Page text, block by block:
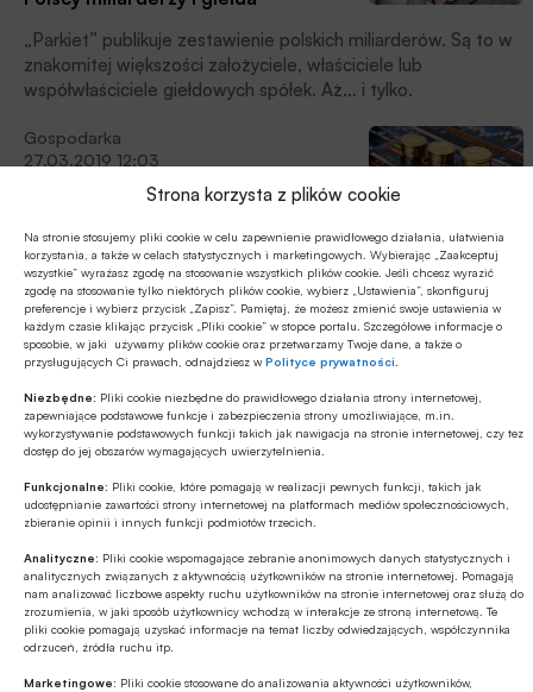
Strona korzysta z plików cookie
Na stronie stosujemy pliki cookie w celu zapewnienie prawidłowego działania, ułatwienia
korzystania, a także w celach statystycznych i marketingowych. Wybierając „Zaakceptuj
wszystkie” wyrażasz zgodę na stosowanie wszystkich plików cookie. Jeśli chcesz wyrazić
zgodę na stosowanie tylko niektórych plików cookie, wybierz „Ustawienia”, skonfiguruj
preferencje i wybierz przycisk „Zapisz”. Pamiętaj, że możesz zmienić swoje ustawienia w
każdym czasie klikając przycisk „Pliki cookie” w stopce portalu. Szczegółowe informacje o
sposobie, w jaki używamy plików cookie oraz przetwarzamy Twoje dane, a także o
przysługujących Ci prawach, odnajdziesz wPolityce prywatności
Niezbędne: Pliki cookie niezbędne do prawidłowego działania strony internetowej,
zapewniające podstawowe funkcje i zabezpieczenia strony umożliwiające, m.in.
wykorzystywanie podstawowych funkcji takich jak nawigacja na stronie internetowej, czy tez
dostęp do jej obszarów wymagających uwierzytelnienia.
Funkcjonalne: Pliki cookie, które pomagają w realizacji pewnych funkcji, takich jak
udostępnianie zawartości strony internetowej na platformach mediów społecznościowych,
zbieranie opinii i innych funkcji podmiotów trzecich.
Analityczne: Pliki cookie wspomagające zebranie anonimowych danych statystycznych i
analitycznych związanych z aktywnością użytkowników na stronie internetowej. Pomagają
nam analizować liczbowe aspekty ruchu użytkowników na stronie internetowej oraz służą do
zrozumienia, w jaki sposób użytkownicy wchodzą w interakcje ze stroną internetową. Te
pliki cookie pomagają uzyskać informacje na temat liczby odwiedzających, współczynnika
odrzuceń, źródła ruchu itp.
Marketingowe: Pliki cookie stosowane do analizowania aktywności użytkowników,
podczas konferencji „Inwestowanie to wyzwanie”,
zorganizowanej 17 listopada br. przez Fundację Giełdy
Papierów Wartościowych.
„Parkiet” publikuje zestawienie polskich miliarderów. Są to w
znakomitej większości założyciele, właściciele lub
współwłaściciele giełdowych spółek. Aż… i tylko.
Gospodarka
27.03.2019 12:03
Strategia Rozwoju Rynku
Kapitałowego: SII wnioskuje o istotne obniżenie
„podatku Belki”
Stowarzyszenie Inwestorów Indywidualnych (SII) w ramach
procesu konsultacji publicznych nad Strategią Rozwoju Rynku
Kapitałowego (SRRK) skierowało do Ministerstwa Finansów
opinię do opublikowanego dokumentu strategii. W swoim
stanowisku stowarzyszenie wnioskuje przede wszystkim o
istotne obniżenie „podatku Belki”. Proponuje także wiele
innych rozwiązań mających na celu wzrost zainteresowania
oszczędzaniem.
Gospodarka
08.03.2019 11:28
Stowarzyszenie Inwestorów
Indywidualnych apeluje o zmianę przepisów o
przymusowym wykupie
Indywidualnych skierowało do Ministerstwa Finansów petycję
w sprawie zmiany przepisów dotyczących przymusowego
wykupu akcji w spółkach publicznych.
Finanse osobiste